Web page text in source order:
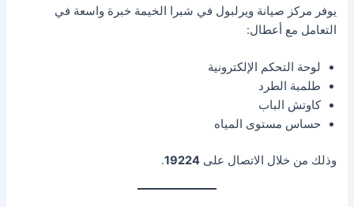
يوفر مركز صيانة ويرلبول في شبرا الخيمة خبرة واسعة في
التعامل مع أعطال:
لوحة التحكم الإلكترونية
طلمبة الطرد
كاوتش الباب
حساس مستوى المياه
وذلك من خلال الاتصال على19224
.